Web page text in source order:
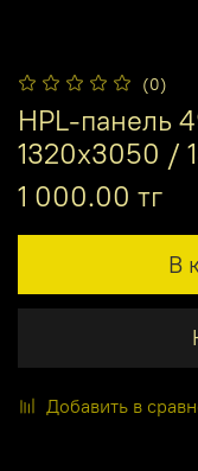
(0)
HPL-панель
1320х3050 /
1 000.00 тг
В
Добавить в